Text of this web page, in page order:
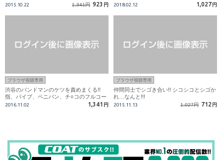
2015.10.22 1,341円 923 円 2018.02.12 1,027 円
ブラウザ視聴専用
渋谷のバンドマンのケツを責めまくる!!
指、バイブ、ペニバン、チ○コのフルコー
ス!!
2016.11.02 1,341 円
ブラウザ視聴専用
仲間同士でシゴき合い!! シコシコとシゴか
れ…なんと!!!
2015.11.13 1,027円 712 円